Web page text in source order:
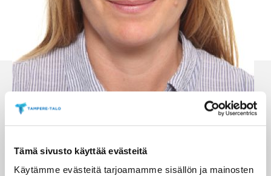
Tämä sivusto käyttää evästeitä
Käytämme evästeitä tarjoamamme sisällön ja mainosten
Ajankohtaista yhdenver­tai­suu­desta
ja yhdenver­tai­suuden edistäminen
työpaikoilla